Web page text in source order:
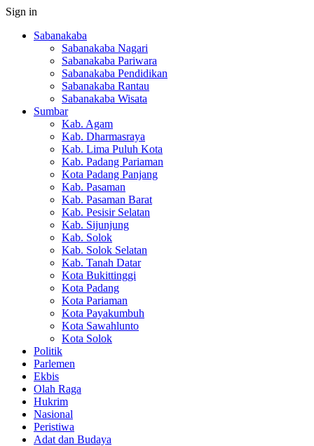
Sign in
Sabanakaba
Sabanakaba Nagari
Sabanakaba Pariwara
Sabanakaba Pendidikan
Sabanakaba Rantau
Sabanakaba Wisata
Sumbar
Kab. Agam
Kab. Dharmasraya
Kab. Lima Puluh Kota
Kab. Padang Pariaman
Kota Padang Panjang
Kab. Pasaman
Kab. Pasaman Barat
Kab. Pesisir Selatan
Kab. Sijunjung
Kab. Solok
Kab. Solok Selatan
Kab. Tanah Datar
Kota Bukittinggi
Kota Padang
Kota Pariaman
Kota Payakumbuh
Kota Sawahlunto
Kota Solok
Politik
Parlemen
Ekbis
Olah Raga
Hukrim
Nasional
Peristiwa
Adat dan Budaya